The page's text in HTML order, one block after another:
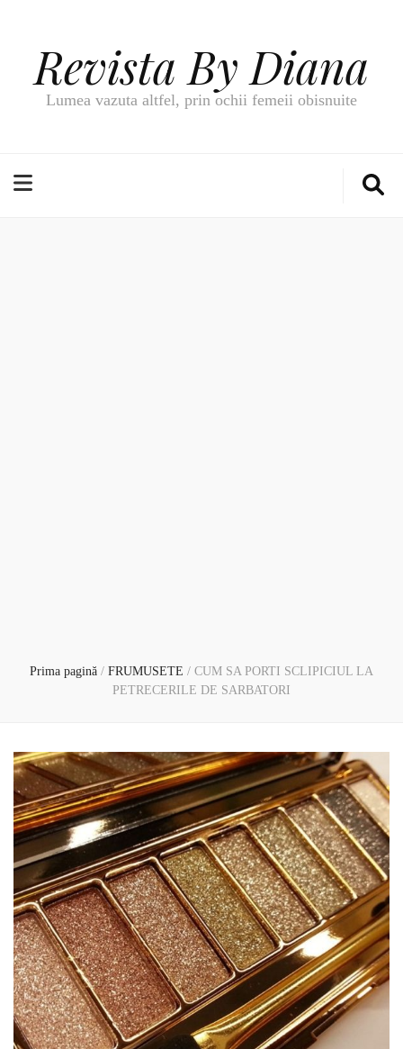
Revista By Diana
Lumea vazuta altfel, prin ochii femeii obisnuite
Prima pagină / FRUMUSETE / CUM SA PORTI SCLIPICIUL LA
PETRECERILE DE SARBATORI